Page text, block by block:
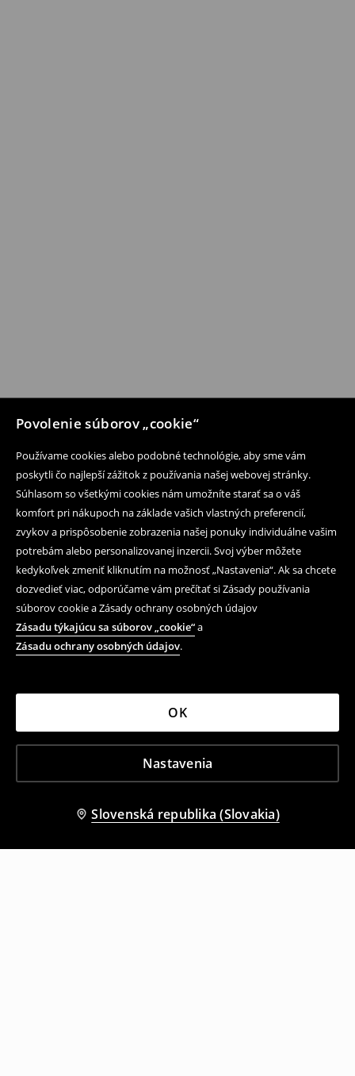
Povolenie súborov „cookie“
Používame cookies alebo podobné technológie, aby sme vám
poskytli čo najlepší zážitok z používania našej webovej stránky.
Súhlasom so všetkými cookies nám umožníte starať sa o váš
komfort pri nákupoch na základe vašich vlastných preferencií,
zvykov a prispôsobenie zobrazenia našej ponuky individuálne vašim
potrebám alebo personalizovanej inzercii. Svoj výber môžete
kedykoľvek zmeniť kliknutím na možnosť „Nastavenia“. Ak sa chcete
dozvedieť viac, odporúčame vám prečítať si Zásady používania
súborov cookie a Zásady ochrany osobných údajov
Zásadu týkajúcu sa súborov „cookie“a
Zásadu ochrany osobných údajov.
Nastavenia
OK
Slovenská republika (Slovakia)